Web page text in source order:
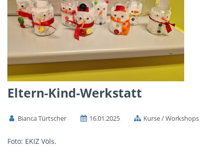
Eltern-Kind-Werkstatt
Bianca Türtscher 16.01.2025 Kurse / Workshops
Foto: EKIZ Völs.